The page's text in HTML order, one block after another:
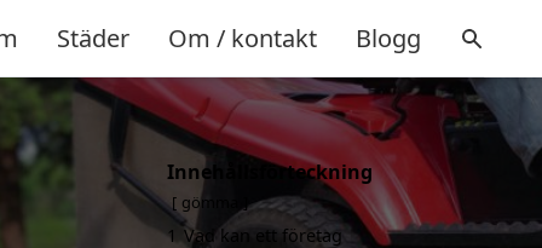
Städer Om / kontakt Blogg
Innehållsförteckning
gömma
1 Vad kan ett företag